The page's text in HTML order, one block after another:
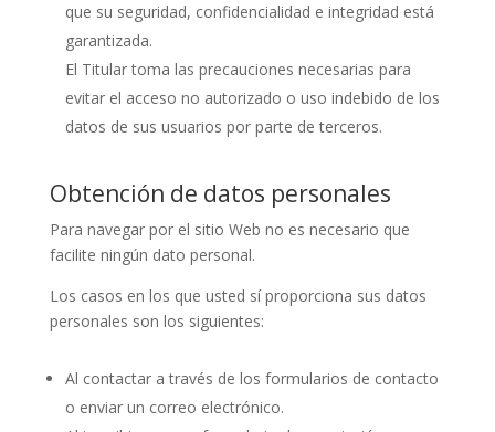
que su seguridad, confidencialidad e integridad está
garantizada.
El Titular toma las precauciones necesarias para
evitar el acceso no autorizado o uso indebido de los
datos de sus usuarios por parte de terceros.
Obtención de datos personales
Para navegar por el sitio Web no es necesario que
facilite ningún dato personal.
Los casos en los que usted sí proporciona sus datos
personales son los siguientes:
Al contactar a través de los formularios de contacto
o enviar un correo electrónico.